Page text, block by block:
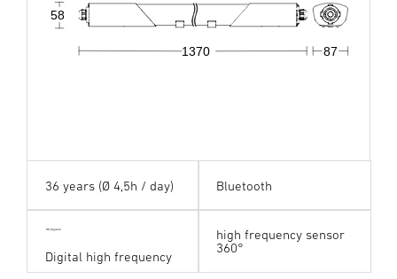
87
1370
58
36 years (Ø 4,5h / day) Bluetooth
HF digital24
Digital high frequency
high frequency sensor
360°